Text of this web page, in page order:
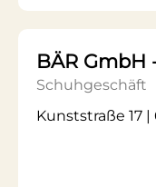
BÄR
Schuhgeschäft
Kunststraße 17 |